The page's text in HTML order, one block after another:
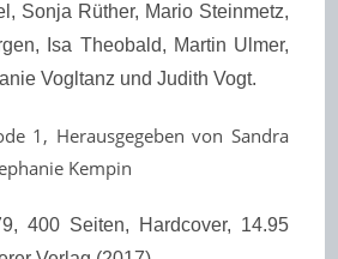
Sonja Rüther, Mario Steinmetz,
Isa Theobald, Martin Ulmer,
Vogltanz und Judith Vogt.
1, Herausgegeben von Sandra
Kempin
400 Seiten, Hardcover, 14.95